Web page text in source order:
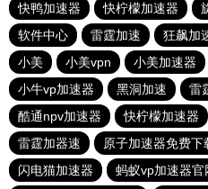
快鸭加速器
快柠檬加速器
软件中心
雷霆加速 狂飙加
小美
小美vpn 小美加速器
小牛vp加速器
黑洞加速
雷
酷通npv加速器
快柠檬加速器
雷霆加器速
原子加速器免费下
闪电猫加速器
蚂蚁vp加速器官